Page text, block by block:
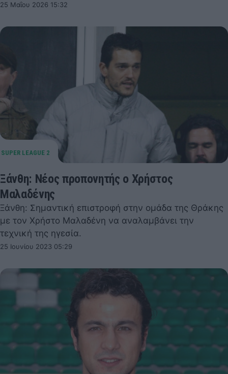
25 Μαΐου 2026 15:32
Ξάνθη: Νέος προπονητής ο Χρήστος
Μαλαδένης
Ξάνθη: Σημαντική επιστροφή στην ομάδα της Θράκης
με τον Χρήστο Μαλαδένη να αναλαμβάνει την
τεχνική της ηγεσία.
25 Ιουνίου 2023 05:29